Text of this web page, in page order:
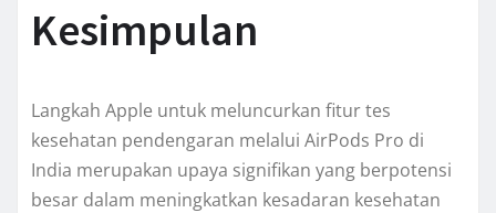
Kesimpulan
Langkah Apple untuk meluncurkan fitur tes
kesehatan pendengaran melalui AirPods Pro di
India merupakan upaya signifikan yang berpotensi
besar dalam meningkatkan kesadaran kesehatan